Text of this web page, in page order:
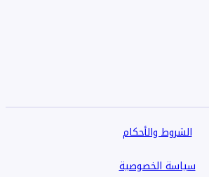
الشروط والأحكام
سياسة الخصوصية